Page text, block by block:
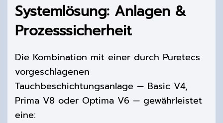
Systemlösung: Anlagen &
Prozesssicherheit
Die Kombination mit einer durch Puretecs
vorgeschlagenen
Tauchbeschichtungsanlage — Basic V4,
Prima V8 oder Optima V6 — gewährleistet
eine: